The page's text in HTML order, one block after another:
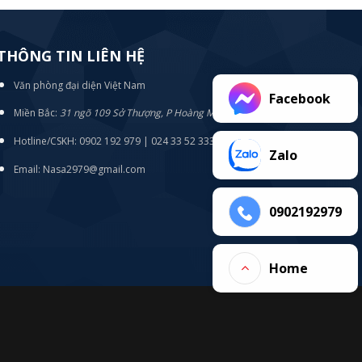
TIN LIÊN HỆ
Văn phòng đại diện Việt Nam
Miền Bắc: 31 ngõ 109 Sở Thượng, P Hoàng Mai, TP Hà Nội
Hotline/CSKH: 0902 192 979 | 024 33 52 3333
Email: Nasa2979@gmail.com
Facebook
Zalo
0902192979
Home